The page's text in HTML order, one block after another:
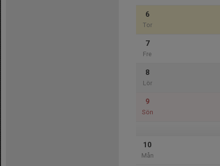
6
Tor
7
Fre
8
Lör
9
Sön
10
Mån